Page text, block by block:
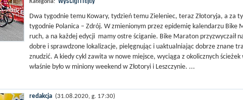
Kategoria:
Dwa tygodnie temu Kowary, tydzień temu Zieleniec, teraz Złotoryja, a za
tygodnie Polanica – Zdrój. W zmienionym przez epidemię kalendarzu Bike
ruch, a na każdej edycji mamy ostre ściganie. Bike Maraton przyzwyczaił
dobre i sprawdzone lokalizacje, pielęgnując i uaktualniając dobrze znane
znudzić. A kiedy cykl zawita w nowe miejsce, wyciąga z okolicznych ścieżek
właśnie było w miniony weekend w Złotoryi i Leszczynie. ...
redakcja (31.08.2020, g. 17:30)